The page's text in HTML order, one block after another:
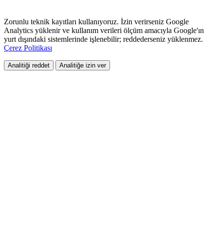
Zorunlu teknik kayıtları kullanıyoruz. İzin verirseniz Google
Analytics yüklenir ve kullanım verileri ölçüm amacıyla Google'ın
yurt dışındaki sistemlerinde işlenebilir; reddederseniz yüklenmez.
Çerez Politikası
Analitiği reddet Analitiğe izin ver